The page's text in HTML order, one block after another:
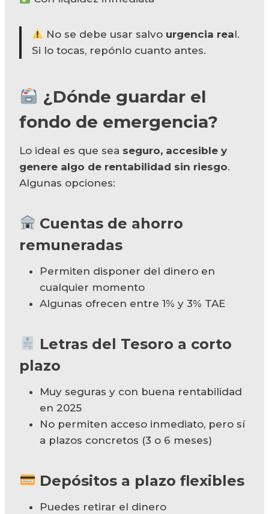
No se debe usar salvo urgencia real.
Si lo tocas, repónlo cuanto antes.
¿Dónde guardar el
fondo de emergencia?
Lo ideal es que sea seguro, accesible y
genere algo de rentabilidad sin riesgo.
Algunas opciones:
Cuentas de ahorro
remuneradas
Permiten disponer del dinero en
cualquier momento
Algunas ofrecen entre 1% y 3% TAE
Letras del Tesoro a corto
plazo
Muy seguras y con buena rentabilidad
en 2025
No permiten acceso inmediato, pero sí
a plazos concretos (3 o 6 meses)
Depósitos a plazo flexibles
Puedes retirar el dinero